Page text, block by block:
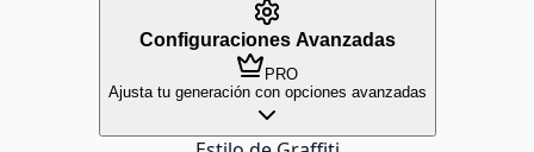
Configuraciones Avanzadas
PRO
Ajusta tu generación con opciones avanzadas